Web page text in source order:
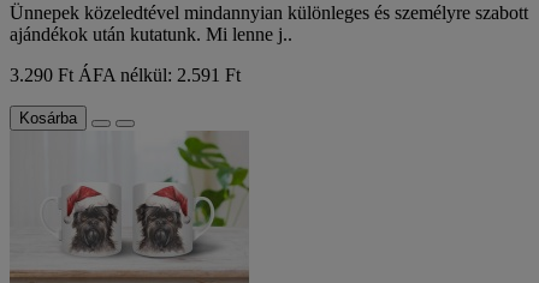
Ünnepek közeledtével mindannyian különleges és személyre szabott
ajándékok után kutatunk. Mi lenne j..
3.290 Ft ÁFA nélkül: 2.591 Ft
Kosárba